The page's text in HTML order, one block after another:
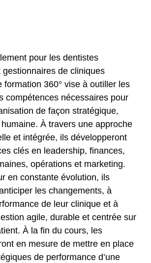
pour les dentistes
gestionnaires de cliniques
formation 360° vise à outiller les
compétences nécessaires pour
de façon stratégique,
À travers une approche
et intégrée, ils développeront
clés en leadership, finances,
opérations et marketing.
en constante évolution, ils
les changements, à
de leur clinique et à
agile, durable et centrée sur
À la fin du cours, les
en mesure de mettre en place
de performance d’une